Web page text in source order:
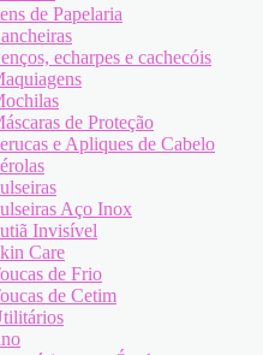
de Papelaria
echarpes e cachecóis
de Proteção
e Apliques de Cabelo
Aço Inox
Invisível
Care
de Frio
de Cetim